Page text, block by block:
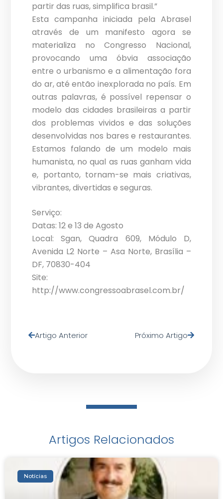
partir das ruas, simplifica brasil.”
Esta campanha iniciada pela Abrasel
através de um manifesto agora se
materializa no Congresso Nacional,
provocando uma óbvia associação
entre o urbanismo e a alimentação fora
do ar, até então inexplorada no país. Em
outras palavras, é possível repensar o
modelo das cidades brasileiras a partir
dos problemas vividos e das soluções
desenvolvidas nos bares e restaurantes.
Estamos falando de um modelo mais
humanista, no qual as ruas ganham vida
e, portanto, tornam-se mais criativas,
vibrantes, divertidas e seguras.
Serviço:
Datas: 12 e 13 de Agosto
Local: Sgan, Quadra 609, Módulo D,
Avenida L2 Norte – Asa Norte, Brasília –
DF, 70830-404
Site:
http://www.congressoabrasel.com.br/
Artigo Anterior Próximo Artigo
Artigos Relacionados
Notícias